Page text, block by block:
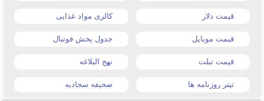
قیمت دلار کالری مواد غذایی
قیمت موبایل جدول پخش فوتبال
قیمت تبلت نهج البلاغه
تیتر روزنامه ها صحیفه سجادیه